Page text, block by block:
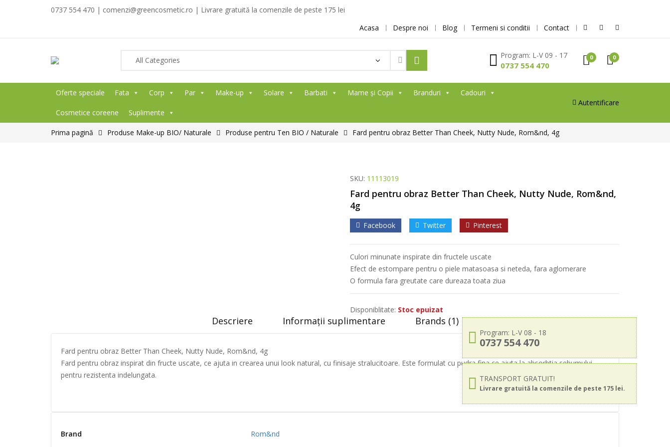
0737 554 470 | comenzi@greencosmetic.ro | Livrare gratuită la comenzile de peste 175 lei
Acasa
Despre noi Blog Termeni si conditii Contact
Program: L-V 09 - 17
0737 554 470
0 0
Oferte speciale Fata Corp Par Make-up Solare Barbati Mame și Copii Branduri Cadouri
Cosmetice coreene Suplimente
Autentificare
Prima pagină Produse Make-up BIO/ Naturale Produse pentru Ten BIO / Naturale Fard pentru obraz Better Than Cheek, Nutty Nude, Rom&nd, 4g
SKU: 11113019
Fard pentru obraz Better Than Cheek, Nutty Nude, Rom&nd,
4g
Facebook Twitter Pinterest
Culori minunate inspirate din fructele uscate
Efect de estompare pentru o piele matasoasa si neteda, fara aglomerare
O formula fara greutate care dureaza toata ziua
Disponiblitate: Stoc epuizat
Program: L-V 08 - 18
0737 554 470
TRANSPORT GRATUIT!
Livrare gratuită la comenzile de peste 175 lei.
Descriere Informații suplimentare Brands (1)
Fard pentru obraz Better Than Cheek, Nutty Nude, Rom&nd, 4g
Fard pentru obraz inspirat din fructe uscate, ce ajuta in crearea unui look natural, cu finisaje stralucitoare. Este formulat cu pudra fina ce ajuta la absorbtia sebumului,
pentru rezistenta indelungata.
Brand Rom&nd